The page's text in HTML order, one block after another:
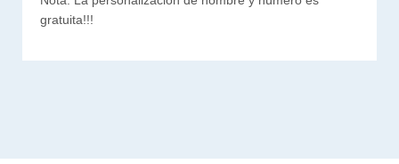
gratuita!!!